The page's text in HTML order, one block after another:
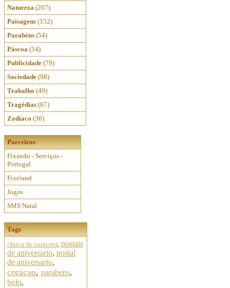
Natureza (207)
Paisagens (152)
Parabéns (54)
Páscoa (54)
Publicidade (79)
Sociedade (98)
Trabalho (49)
Tragédias (67)
Zodíaco (36)
Parceiros
Fixando - Serviços -
Portugal
Fixeland
Jogos
SMS Natal
Tags
chuva de coracoes, postais
de aniversario, postal
de aniversario,
coracao, parabens,
bolo,